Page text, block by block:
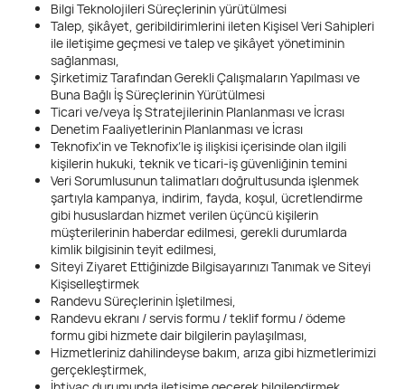
Bilgi Teknolojileri Süreçlerinin yürütülmesi
Talep, şikâyet, geribildirimlerini ileten Kişisel Veri Sahipleri
ile iletişime geçmesi ve talep ve şikâyet yönetiminin
sağlanması,
Şirketimiz Tarafından Gerekli Çalışmaların Yapılması ve
Buna Bağlı İş Süreçlerinin Yürütülmesi
Ticari ve/veya İş Stratejilerinin Planlanması ve İcrası
Denetim Faaliyetlerinin Planlanması ve İcrası
Teknofix'in ve Teknofix’le iş ilişkisi içerisinde olan ilgili
kişilerin hukuki, teknik ve ticari-iş güvenliğinin temini
Veri Sorumlusunun talimatları doğrultusunda işlenmek
şartıyla kampanya, indirim, fayda, koşul, ücretlendirme
gibi hususlardan hizmet verilen üçüncü kişilerin
müşterilerinin haberdar edilmesi, gerekli durumlarda
kimlik bilgisinin teyit edilmesi,
Siteyi Ziyaret Ettiğinizde Bilgisayarınızı Tanımak ve Siteyi
Kişiselleştirmek
Randevu Süreçlerinin İşletilmesi,
Randevu ekranı / servis formu / teklif formu / ödeme
formu gibi hizmete dair bilgilerin paylaşılması,
Hizmetleriniz dahilindeyse bakım, arıza gibi hizmetlerimizi
gerçekleştirmek,